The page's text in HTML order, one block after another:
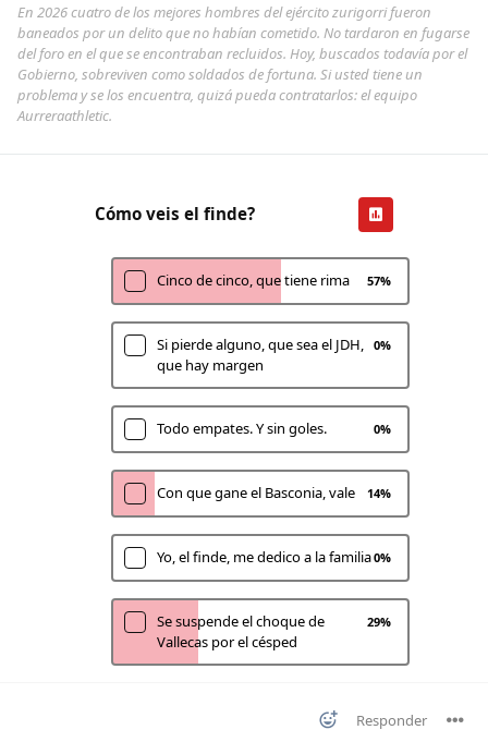
En 2026 cuatro de los mejores hombres del ejército zurigorri fueron
baneados por un delito que no habían cometido. No tardaron en fugarse
del foro en el que se encontraban recluidos. Hoy, buscados todavía por el
Gobierno, sobreviven como soldados de fortuna. Si usted tiene un
problema y se los encuentra, quizá pueda contratarlos: el equipo
Aurreraathletic.
Cómo veis el finde?
Cinco de cinco, que tiene rima 57%
Si pierde alguno, que sea el JDH,
que hay margen
0%
Todo empates. Y sin goles. 0%
Con que gane el Basconia, vale 14%
Yo, el finde, me dedico a la familia0%
Se suspende el choque de
Vallecas por el césped
29%
Responder